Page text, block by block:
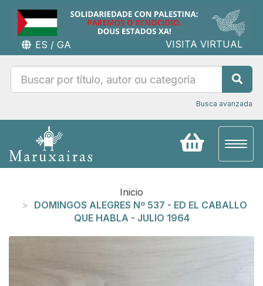
ES / GA VISITA VIRTUAL
Busca avanzada
Inicio
DOMINGOS ALEGRES Nº 537 - ED EL CABALLO
QUE HABLA - JULIO 1964